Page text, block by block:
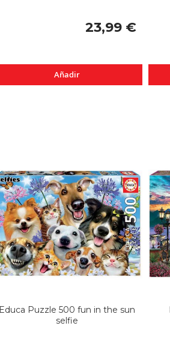
23,99 €
Añadir
Educa Puzzle 500 fun in the sun
selfie